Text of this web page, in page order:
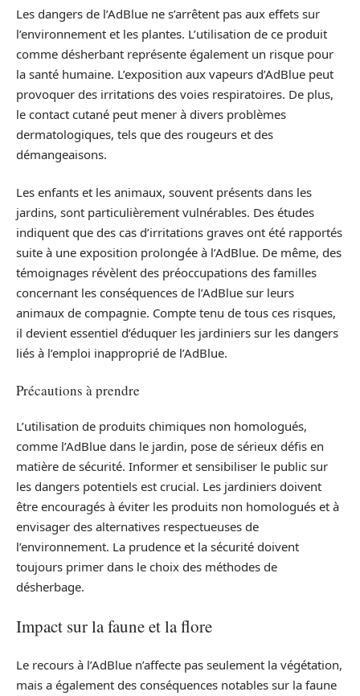
Les dangers de l’AdBlue ne s’arrêtent pas aux effets sur
l’environnement et les plantes. L’utilisation de ce produit
comme désherbant représente également un risque pour
la santé humaine. L’exposition aux vapeurs d’AdBlue peut
provoquer des irritations des voies respiratoires. De plus,
le contact cutané peut mener à divers problèmes
dermatologiques, tels que des rougeurs et des
démangeaisons.
Les enfants et les animaux, souvent présents dans les
jardins, sont particulièrement vulnérables. Des études
indiquent que des cas d’irritations graves ont été rapportés
suite à une exposition prolongée à l’AdBlue. De même, des
témoignages révèlent des préoccupations des familles
concernant les conséquences de l’AdBlue sur leurs
animaux de compagnie. Compte tenu de tous ces risques,
il devient essentiel d’éduquer les jardiniers sur les dangers
liés à l’emploi inapproprié de l’AdBlue.
Précautions à prendre
L’utilisation de produits chimiques non homologués,
comme l’AdBlue dans le jardin, pose de sérieux défis en
matière de sécurité. Informer et sensibiliser le public sur
les dangers potentiels est crucial. Les jardiniers doivent
être encouragés à éviter les produits non homologués et à
envisager des alternatives respectueuses de
l’environnement. La prudence et la sécurité doivent
toujours primer dans le choix des méthodes de
désherbage.
Impact sur la faune et la flore
Le recours à l’AdBlue n’affecte pas seulement la végétation,
mais a également des conséquences notables sur la faune